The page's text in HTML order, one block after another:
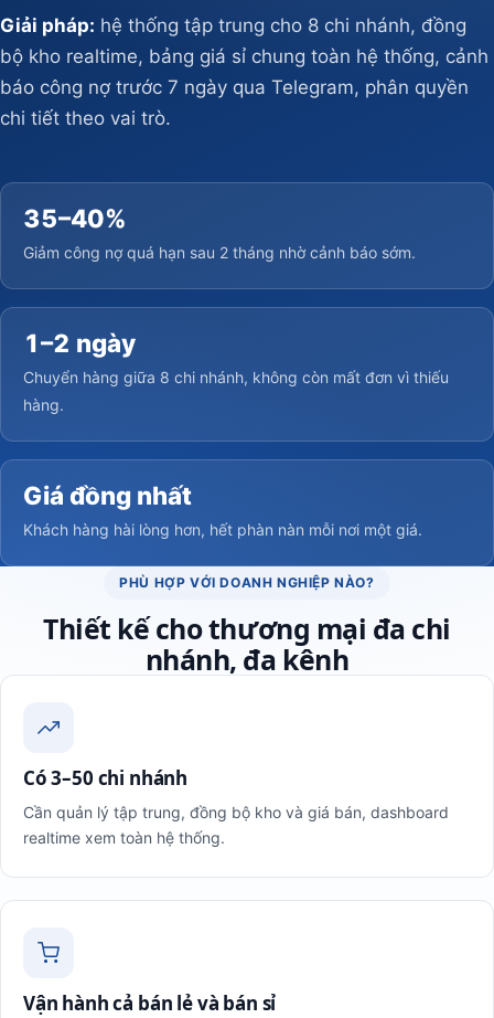
Giải pháp: hệ thống tập trung cho 8 chi nhánh, đồng
bộ kho realtime, bảng giá sỉ chung toàn hệ thống, cảnh
báo công nợ trước 7 ngày qua Telegram, phân quyền
chi tiết theo vai trò.
35–40%
Giảm công nợ quá hạn sau 2 tháng nhờ cảnh báo sớm.
1–2 ngày
Chuyển hàng giữa 8 chi nhánh, không còn mất đơn vì thiếu
hàng.
Giá đồng nhất
Khách hàng hài lòng hơn, hết phàn nàn mỗi nơi một giá.
PHÙ HỢP VỚI DOANH NGHIỆP NÀO?
Thiết kế cho thương mại đa chi
nhánh, đa kênh
Có 3–50 chi nhánh
Cần quản lý tập trung, đồng bộ kho và giá bán, dashboard
realtime xem toàn hệ thống.
Vận hành cả bán lẻ và bán sỉ